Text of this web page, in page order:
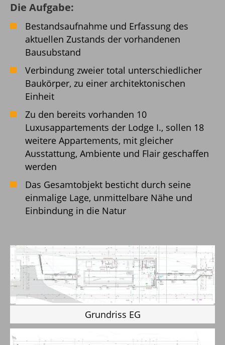
Die Aufgabe:
Bestandsaufnahme und Erfassung des
aktuellen Zustands der vorhandenen
Bausubstand
Verbindung zweier total unterschiedlicher
Baukörper, zu einer architektonischen
Einheit
Zu den bereits vorhanden 10
Luxusappartements der Lodge I., sollen 18
weitere Appartements, mit gleicher
Ausstattung, Ambiente und Flair geschaffen
werden
Das Gesamtobjekt besticht durch seine
einmalige Lage, unmittelbare Nähe und
Einbindung in die Natur
Grundriss EG